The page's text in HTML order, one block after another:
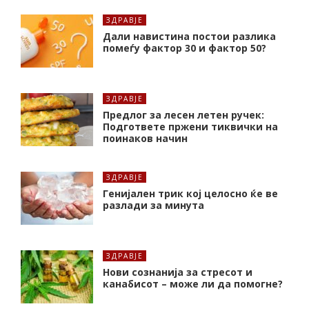
ЗДРАВЈЕ
Дали навистина постои разлика
помеѓу фактор 30 и фактор 50?
ЗДРАВЈЕ
Предлог за лесен летен ручек:
Подгответе пржени тиквички на
поинаков начин
ЗДРАВЈЕ
Генијален трик кој целосно ќе ве
разлади за минута
ЗДРАВЈЕ
Нови сознанија за стресот и
канабисот – може ли да помогне?